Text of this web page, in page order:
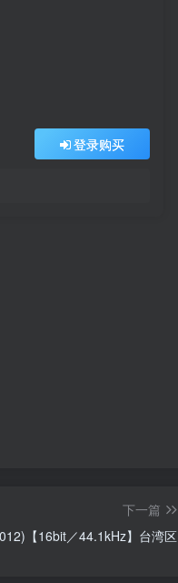
登录购买
下一篇
【16bit／44.1kHz】台湾区